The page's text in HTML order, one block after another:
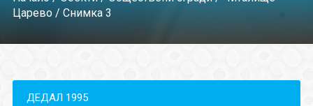
Царево/ Снимка 3
ДЕДАЛ 1995